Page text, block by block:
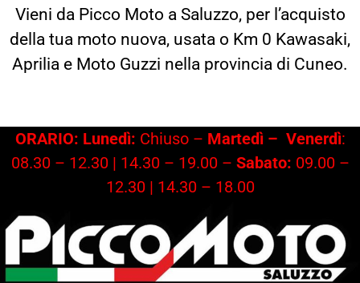
Vieni da Picco Moto a Saluzzo, per l’acquisto
della tua moto nuova, usata o Km 0 Kawasaki,
Aprilia e Moto Guzzi nella provincia di Cuneo.
ORARIO: Lunedì: Chiuso – Martedì – Venerdì:
08.30 – 12.30 | 14.30 – 19.00 – Sabato: 09.00 –
12.30 | 14.30 – 18.00